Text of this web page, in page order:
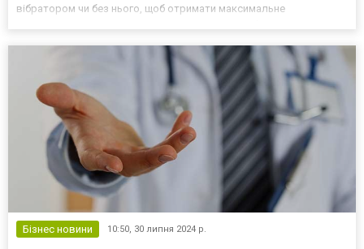
вібратором чи без нього, щоб отримати максимальне
Бізнес новини 10:50, 30 липня 2024 р.